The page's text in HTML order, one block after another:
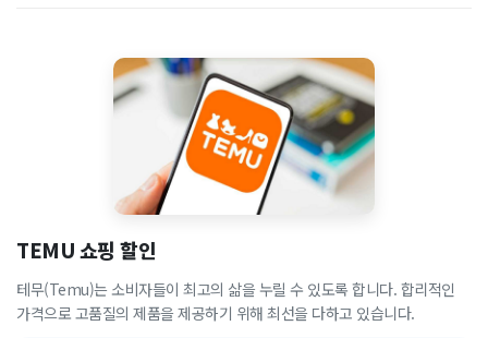
TEMU 쇼핑 할인
테무(Temu)는 소비자들이 최고의 삶을 누릴 수 있도록 합니다. 합리적인
가격으로 고품질의 제품을 제공하기 위해 최선을 다하고 있습니다.